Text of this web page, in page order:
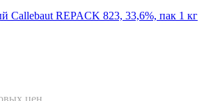
Callebaut REPACK 823, 33,6%, пак 1 кг
цен